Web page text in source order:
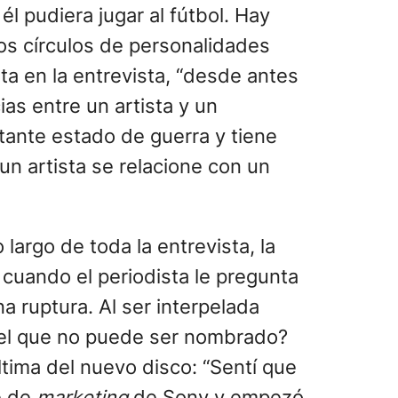
pudiera jugar al fútbol. Hay
círculos de personalidades
en la entrevista, “desde antes
entre un artista y un
estado de guerra y tiene
artista se relacione con un
de toda la entrevista, la
el periodista le pregunta
ruptura. Al ser interpelada
que no puede ser nombrado?
del nuevo disco: “Sentí que